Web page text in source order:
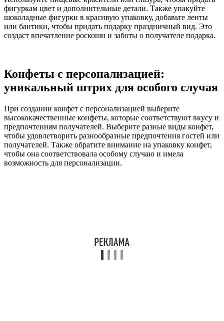
фигуркам цвет и дополнительные детали. Также упакуйте
шоколадные фигурки в красивую упаковку, добавьте ленты
или бантики, чтобы придать подарку праздничный вид. Это
создаст впечатление роскоши и заботы о получателе подарка.
Конфеты с персонализацией:
уникальный штрих для особого случая
При создании конфет с персонализацией выберите
высококачественные конфеты, которые соответствуют вкусу и
предпочтениям получателей. Выберите разные виды конфет,
чтобы удовлетворить разнообразные предпочтения гостей или
получателей. Также обратите внимание на упаковку конфет,
чтобы она соответствовала особому случаю и имела
возможность для персонализации.